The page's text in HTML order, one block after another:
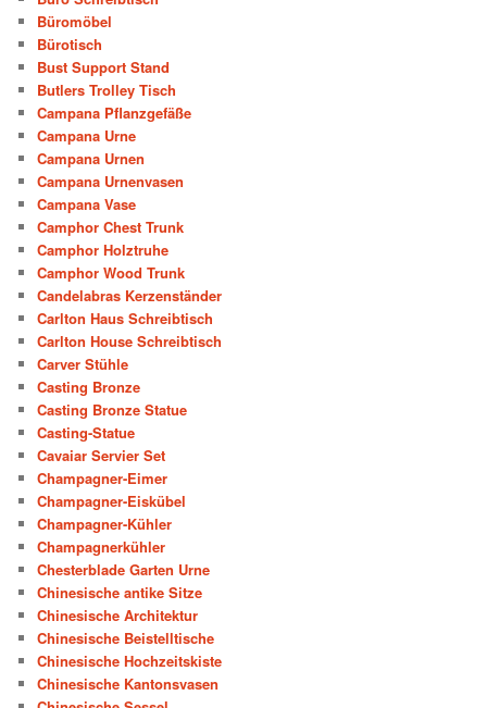
Büromöbel
Bürotisch
Bust Support Stand
Butlers Trolley Tisch
Campana Pflanzgefäße
Campana Urne
Campana Urnen
Campana Urnenvasen
Campana Vase
Camphor Chest Trunk
Camphor Holztruhe
Camphor Wood Trunk
Candelabras Kerzenständer
Carlton Haus Schreibtisch
Carlton House Schreibtisch
Carver Stühle
Casting Bronze
Casting Bronze Statue
Casting-Statue
Cavaiar Servier Set
Champagner-Eimer
Champagner-Eiskübel
Champagner-Kühler
Champagnerkühler
Chesterblade Garten Urne
Chinesische antike Sitze
Chinesische Architektur
Chinesische Beistelltische
Chinesische Hochzeitskiste
Chinesische Kantonsvasen